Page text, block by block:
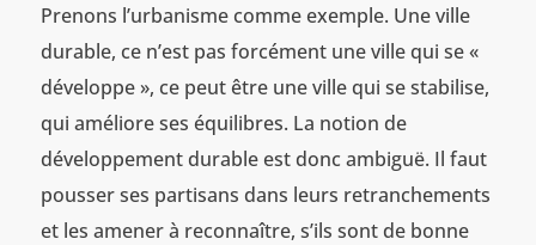
Prenons l’urbanisme comme exemple. Une ville
durable, ce n’est pas forcément une ville qui se «
développe », ce peut être une ville qui se stabilise,
qui améliore ses équilibres. La notion de
développement durable est donc ambiguë. Il faut
pousser ses partisans dans leurs retranchements
et les amener à reconnaître, s’ils sont de bonne